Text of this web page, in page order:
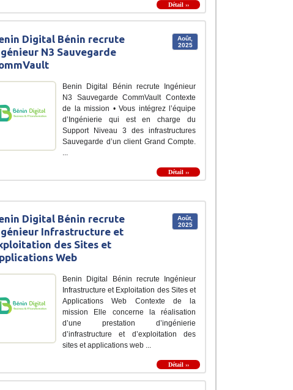
Détail ››
Août,
2025
Digital Bénin recrute
N3 Sauvegarde
Benin Digital Bénin recrute Ingénieur
N3 Sauvegarde CommVault Contexte
de la mission • Vous intégrez l’équipe
d’Ingénierie qui est en charge du
Support Niveau 3 des infrastructures
Sauvegarde d’un client Grand Compte.
Détail ››
Août,
2025
Digital Bénin recrute
Infrastructure et
des Sites et
Web
Benin Digital Bénin recrute Ingénieur
Infrastructure et Exploitation des Sites et
Applications Web Contexte de la
mission Elle concerne la réalisation
d’une prestation d’ingénierie
d’infrastructure et d’exploitation des
sites et applications web ...
Détail ››